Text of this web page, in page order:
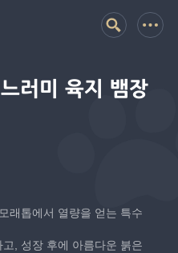
러미 육지 뱀장
래톱에서 열량을 얻는 특수
, 성장 후에 아름다운 붉은